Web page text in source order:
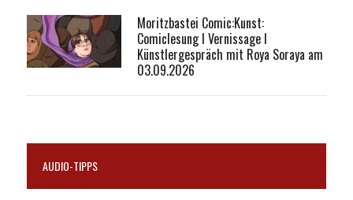
Moritzbastei Comic:Kunst:
Comiclesung I Vernissage I
Künstlergespräch mit Roya Soraya am
03.09.2026
AUDIO-TIPPS